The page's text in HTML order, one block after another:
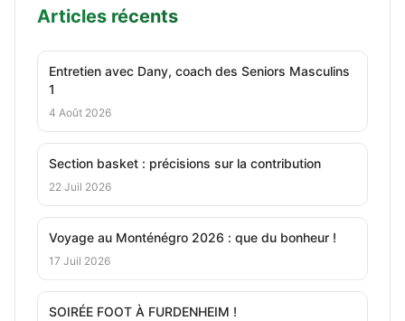
Articles récents
Entretien avec Dany, coach des Seniors Masculins
1
4 Août 2026
Section basket : précisions sur la contribution
22 Juil 2026
Voyage au Monténégro 2026 : que du bonheur !
17 Juil 2026
SOIRÉE FOOT À FURDENHEIM !